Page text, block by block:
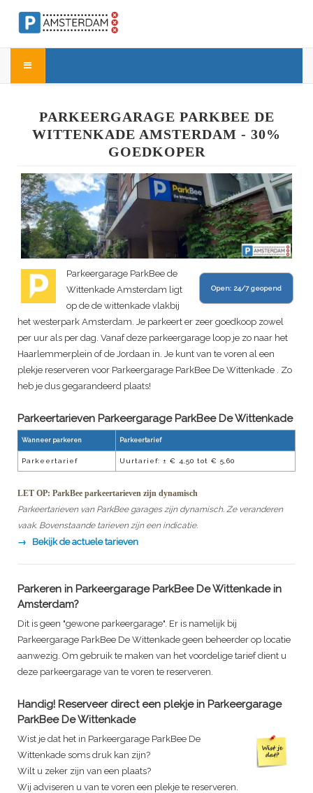
PARKEERGARAGE PARKBEE DE
WITTENKADE AMSTERDAM - 30%
GOEDKOPER
Open: 24/7 geopend
Parkeergarage ParkBee de
Wittenkade Amsterdam ligt
op de de wittenkade vlakbij
het westerpark Amsterdam. Je parkeert er zeer goedkoop zowel
per uur als per dag. Vanaf deze parkeergarage loop je zo naar het
Haarlemmerplein of de Jordaan in. Je kunt van te voren al een
plekje reserveren voor Parkeergarage ParkBee De Wittenkade . Zo
heb je dus gegarandeerd plaats!
Parkeertarieven Parkeergarage ParkBee De Wittenkade
Wanneer parkeren Parkeertarief
Parkeertarief Uurtarief: ± € 4,50 tot € 5,60
LET OP: ParkBee parkeertarieven zijn dynamisch
Parkeertarieven van ParkBee garages zijn dynamisch. Ze veranderen
vaak. Bovenstaande tarieven zijn een indicatie.
Bekijk de actuele tarieven
Parkeren in Parkeergarage ParkBee De Wittenkadein
Amsterdam?
Dit is geen "gewone parkeergarage". Er is namelijk bij
Parkeergarage ParkBee De Wittenkade geen beheerder op locatie
aanwezig. Om gebruik te maken van het voordelige tarief dient u
deze parkeergarage van te voren te reserveren.
Handig! Reserveer direct een plekje in Parkeergarage
ParkBee De Wittenkade
Wist je dat het in Parkeergarage ParkBee De
Wittenkade soms druk kan zijn?
Wilt u zeker zijn van een plaats?
Wij adviseren u van te voren een plekje te reserveren.